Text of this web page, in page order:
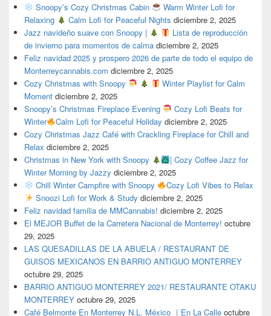
Snoopy’s Cozy Christmas Cabin
Warm Winter Lofi for
Relaxing
Calm Lofi for Peaceful Nights diciembre 2, 2025
Jazz navideño suave con Snoopy |
Lista de reproducción
de invierno para momentos de calma diciembre 2, 2025
Feliz navidad 2025 y prospero 2026 de parte de todo el equipo de
Monterreycannabis.com diciembre 2, 2025
Cozy Christmas with Snoopy
Winter Playlist for Calm
Moment diciembre 2, 2025
Snoopy’s Christmas Fireplace Evening
Cozy Lofi Beats for
Winter
Calm Lofi for Peaceful Holiday diciembre 2, 2025
Cozy Christmas Jazz Café with Crackling Fireplace for Chill and
Relax diciembre 2, 2025
Christmas in New York with Snoopy
| Cozy Coffee Jazz for
Winter Morning by Jazzy diciembre 2, 2025
Chill Winter Campfire with Snoopy
Cozy Lofi Vibes to Relax
Snoozi Lofi for Work & Study diciembre 2, 2025
Feliz navidad familia de MMCannabis! diciembre 2, 2025
El MEJOR Buffet de la Carretera Nacional de Monterrey! octubre
29, 2025
LAS QUESADILLAS DE LA ABUELA / RESTAURANT DE
GUISOS MEXICANOS EN BARRIO ANTIGUO MONTERREY
octubre 29, 2025
BARRIO ANTIGUO MONTERREY 2021/ RESTAURANTE OTAKU
MONTERREY octubre 29, 2025
Café Belmonte En Monterrey N.L. México ｜En La Calle octubre